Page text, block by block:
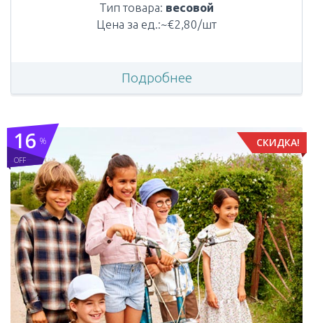
Тип товара: весовой
Цена за ед.:~€2,80/шт
Подробнее
СКИДКА!
%
OFF
16